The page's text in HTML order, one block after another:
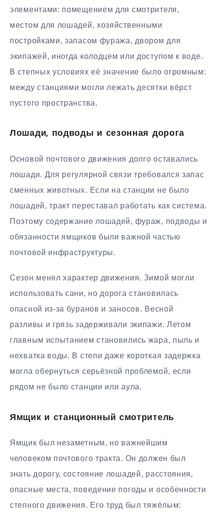
элементами: помещением для смотрителя,
местом для лошадей, хозяйственными
постройками, запасом фуража, двором для
экипажей, иногда колодцем или доступом к воде.
В степных условиях её значение было огромным:
между станциями могли лежать десятки вёрст
пустого пространства.
Лошади, подводы и сезонная дорога
Основой почтового движения долго оставались
лошади. Для регулярной связи требовался запас
сменных животных. Если на станции не было
лошадей, тракт переставал работать как система.
Поэтому содержание лошадей, фураж, подводы и
обязанности ямщиков были важной частью
почтовой инфраструктуры.
Сезон менял характер движения. Зимой могли
использовать сани, но дорога становилась
опасной из-за буранов и заносов. Весной
разливы и грязь задерживали экипажи. Летом
главным испытанием становились жара, пыль и
нехватка воды. В степи даже короткая задержка
могла обернуться серьёзной проблемой, если
рядом не было станции или аула.
Ямщик и станционный смотритель
Ямщик был незаметным, но важнейшим
человеком почтового тракта. Он должен был
знать дорогу, состояние лошадей, расстояния,
опасные места, поведение погоды и особенности
степного движения. Его труд был тяжёлым: